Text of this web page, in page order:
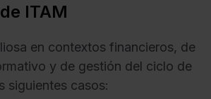
ITAM
en contextos financieros, de
y de gestión del ciclo de
siguientes casos: